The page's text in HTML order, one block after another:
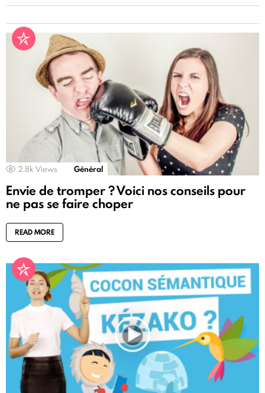
2.8k Views Général
Envie de tromper ? Voici nos conseils pour
ne pas se faire choper
READ MORE